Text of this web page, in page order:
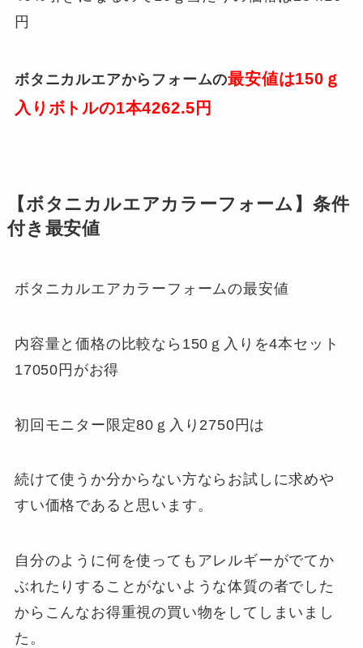
円
ボタニカルエアからフォームの最安値は150ｇ
入りボトルの1本4262.5円
【ボタニカルエアカラーフォーム】条件
付き最安値
ボタニカルエアカラーフォームの最安値
内容量と価格の比較なら150ｇ入りを4本セット
17050円がお得
初回モニター限定80ｇ入り2750円は
続けて使うか分からない方ならお試しに求めや
すい価格であると思います。
自分のように何を使ってもアレルギーがでてか
ぶれたりすることがないような体質の者でした
からこんなお得重視の買い物をしてしまいまし
た。